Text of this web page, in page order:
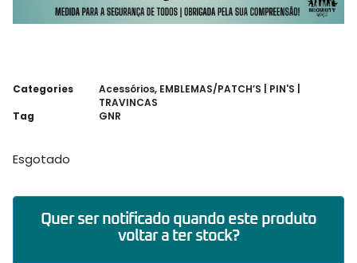
Categories Acessórios, EMBLEMAS/PATCH’S | PIN'S |
TRAVINCAS
Tag
GNR
Esgotado
Quer ser notificado quando este produto
voltar a ter stock?